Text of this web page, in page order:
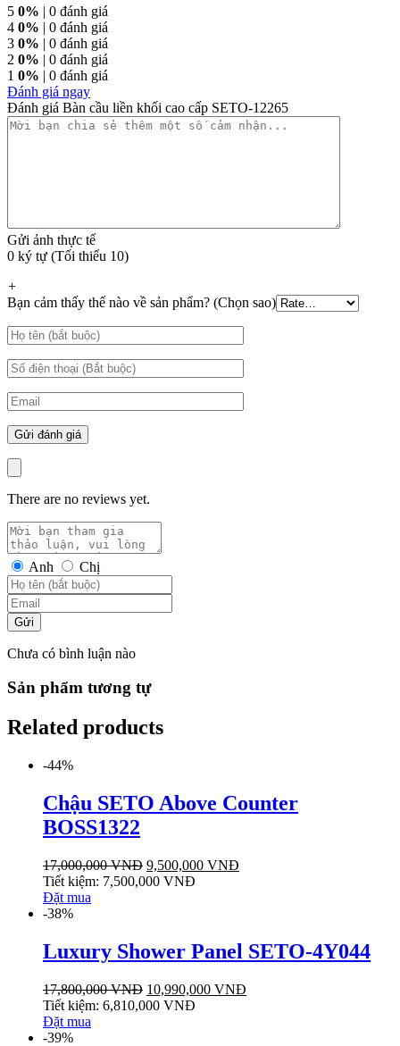
5 0% | 0 đánh giá
4 0% | 0 đánh giá
3 0% | 0 đánh giá
2 0% | 0 đánh giá
1 0% | 0 đánh giá
Đánh giá ngay
Đánh giá Bàn cầu liền khối cao cấp SETO-12265
Gửi ảnh thực tế
0 ký tự (Tối thiểu 10)
+
Bạn cảm thấy thế nào về sản phẩm? (Chọn sao)
There are no reviews yet.
Anh Chị
Gửi
Chưa có bình luận nào
Sản phẩm tương tự
Related products
-44%
Chậu SETO Above Counter
BOSS1322
17,000,000VNĐ 9,500,000 VNĐ
Tiết kiệm: 7,500,000 VNĐ
Đặt mua
-38%
Luxury Shower Panel SETO-4Y044
17,800,000VNĐ 10,990,000 VNĐ
Tiết kiệm: 6,810,000 VNĐ
Đặt mua
-39%